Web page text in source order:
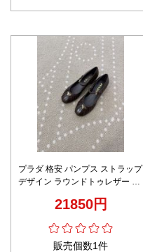
プラダ 格安 パンプス ストラップ
デザイン ラウンドトゥレザー 上
21850円
販売個数1件